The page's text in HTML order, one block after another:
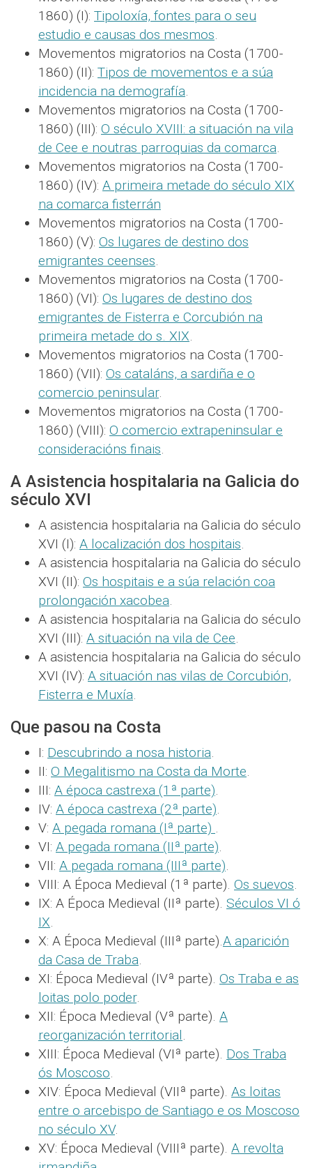
1860) (I): Tipoloxía, fontes para o seu
estudio e causas dos mesmos.
Movementos migratorios na Costa (1700-
1860) (II): Tipos de movementos e a súa
incidencia na demografía.
Movementos migratorios na Costa (1700-
1860) (III): O século XVIII: a situación na vila
de Cee e noutras parroquias da comarca.
Movementos migratorios na Costa (1700-
1860) (IV): A primeira metade do século XIX
na comarca fisterrán
Movementos migratorios na Costa (1700-
1860) (V): Os lugares de destino dos
emigrantes ceenses.
Movementos migratorios na Costa (1700-
1860) (VI): Os lugares de destino dos
emigrantes de Fisterra e Corcubión na
primeira metade do s. XIX.
Movementos migratorios na Costa (1700-
1860) (VII): Os cataláns, a sardiña e o
comercio peninsular.
Movementos migratorios na Costa (1700-
1860) (VIII): O comercio extrapeninsular e
consideracións finais.
A Asistencia hospitalaria na Galicia do
século XVI
A asistencia hospitalaria na Galicia do século
XVI (I): A localización dos hospitais.
A asistencia hospitalaria na Galicia do século
XVI (II): Os hospitais e a súa relación coa
prolongación xacobea.
A asistencia hospitalaria na Galicia do século
XVI (III): A situación na vila de Cee.
A asistencia hospitalaria na Galicia do século
XVI (IV): A situación nas vilas de Corcubión,
Fisterra e Muxía.
Que pasou na Costa
I: Descubrindo a nosa historia.
II: O Megalitismo na Costa da Morte.
III: A época castrexa (1ª parte).
IV: A época castrexa (2ª parte).
V: A pegada romana (Iª parte) .
VI: A pegada romana (IIª parte).
VII: A pegada romana (IIIª parte).
VIII: A Época Medieval (1ª parte). Os suevos.
IX: A Época Medieval (IIª parte). Séculos VI ó
IX.
X: A Época Medieval (IIIª parte).A aparición
da Casa de Traba.
XI: Época Medieval (IVª parte). Os Traba e as
loitas polo poder.
XII: Época Medieval (Vª parte). A
reorganización territorial.
XIII: Época Medieval (VIª parte). Dos Traba
ós Moscoso.
XIV: Época Medieval (VIIª parte). As loitas
entre o arcebispo de Santiago e os Moscoso
no século XV.
XV: Época Medieval (VIIIª parte). A revolta